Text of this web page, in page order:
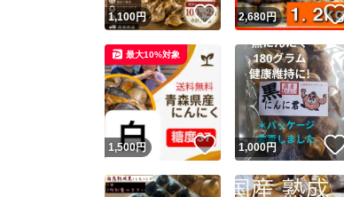
1,100円 いいね！
2,680円
1,500円 いいね！
最大10%対象
1,000円